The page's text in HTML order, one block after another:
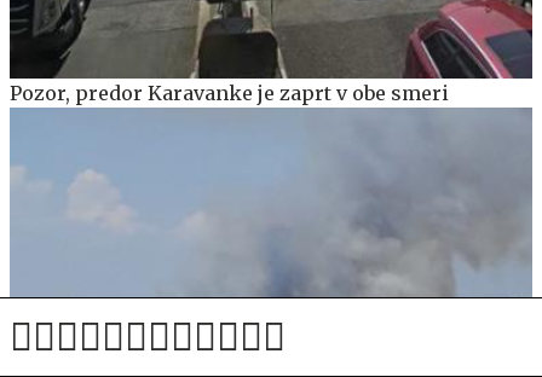
Pozor, predor Karavanke je zaprt v obe smeri